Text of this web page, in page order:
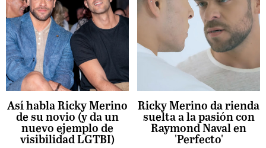
Así habla Ricky Merino
de su novio (y da un
nuevo ejemplo de
visibilidad LGTBI)
Ricky Merino da rienda
suelta a la pasión con
Raymond Naval en
'Perfecto'